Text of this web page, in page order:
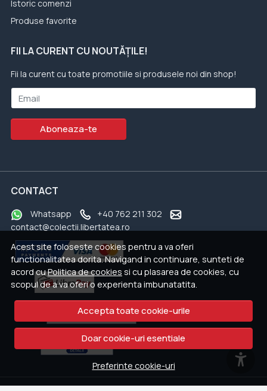
Acest site foloseste cookies pentru a va oferi
functionalitatea dorita. Navigand in continuare, sunteti de
acord cuPolitica de cookies si cu plasarea de cookies, cu
scopul de a va oferi o experienta imbunatatita.
Accepta toate cookie-urile
Doar cookie-uri esentiale
Preferinte cookie-uri
Istoric comenzi
Produse favorite
FII LA CURENT CU NOUTĂȚILE!
Fii la curent cu toate promotiile si produsele noi din shop!
Email
Aboneaza-te
CONTACT
Whatsapp
+40 762 211 302
contact@colectii.libertatea.ro